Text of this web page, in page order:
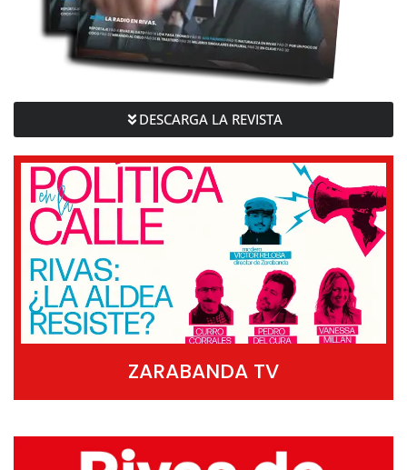
DESCARGA LA REVISTA
ZARABANDA TV